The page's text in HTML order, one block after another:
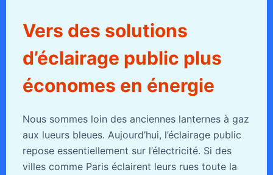
Vers des solutions
d’éclairage public plus
économes en énergie
Nous sommes loin des anciennes lanternes à gaz
aux lueurs bleues. Aujourd’hui, l’éclairage public
repose essentiellement sur l’électricité. Si des
villes comme Paris éclairent leurs rues toute la